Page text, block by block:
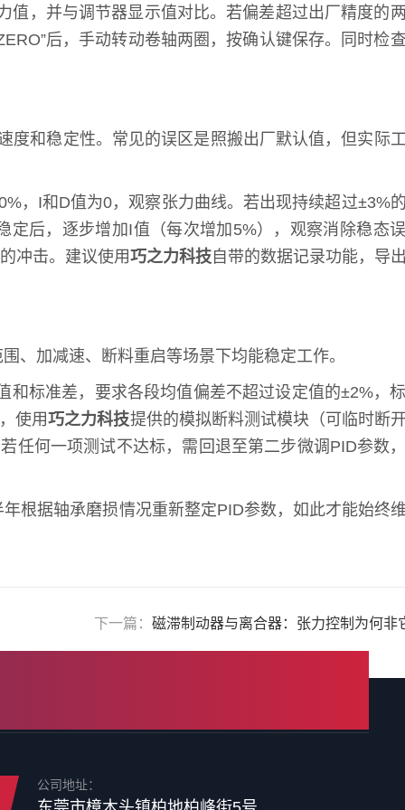
值，并与调节器显示值对比。若偏差超过出厂精度的
后，手动转动卷轴两圈，按确认键保存。同时检
和稳定性。常见的误区是照搬出厂默认值，但实际
，I和D值为0，观察张力曲线。若出现持续超过±3%
后，逐步增加I值（每次增加5%），观察消除稳态
冲击。建议使用巧之力科技 自带的数据记录功能，导
、加减速、断料重启等场景下均能稳定工作。
标准差，要求各段均值偏差不超过设定值的±2%，
使用巧之力科技提供的模拟断料测试模块（可临时断
何一项测试不达标，需回退至第二步微调PID参数
根据轴承磨损情况重新整定PID参数，如此才能始终
下一篇： 磁滞制动器与离合器：张力控制为何非
公司地址：